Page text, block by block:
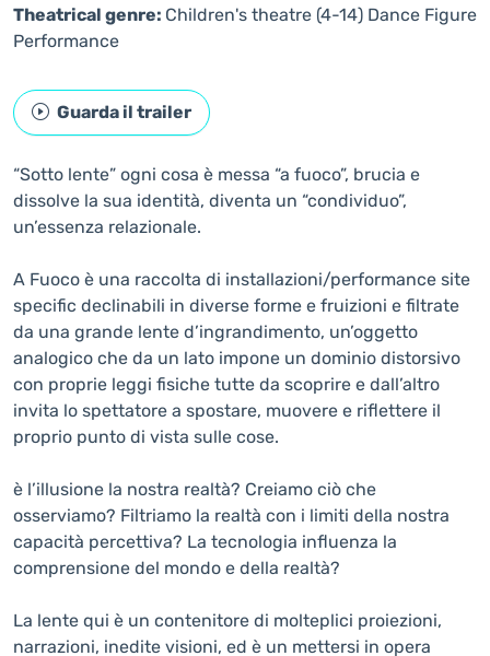
Theatrical genre: Children's theatre (4-14) Dance Figure
Performance
Guarda il trailer
“Sotto lente” ogni cosa è messa “a fuoco”, brucia e
dissolve la sua identità, diventa un “condividuo”,
un’essenza relazionale.
A Fuoco è una raccolta di installazioni/performance site
specific declinabili in diverse forme e fruizioni e filtrate
da una grande lente d’ingrandimento, un’oggetto
analogico che da un lato impone un dominio distorsivo
con proprie leggi fisiche tutte da scoprire e dall’altro
invita lo spettatore a spostare, muovere e riflettere il
proprio punto di vista sulle cose.
è l’illusione la nostra realtà? Creiamo ciò che
osserviamo? Filtriamo la realtà con i limiti della nostra
capacità percettiva? La tecnologia influenza la
comprensione del mondo e della realtà?
La lente qui è un contenitore di molteplici proiezioni,
narrazioni, inedite visioni, ed è un mettersi in opera